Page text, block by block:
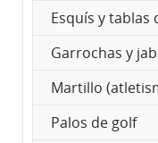
Esquís y tablas
Garrochas y
Martillo
Palos de golf